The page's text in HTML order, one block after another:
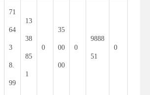
71
64
3
8.
99
13
38
85
1
0
35
00
00
0
9888
51
0